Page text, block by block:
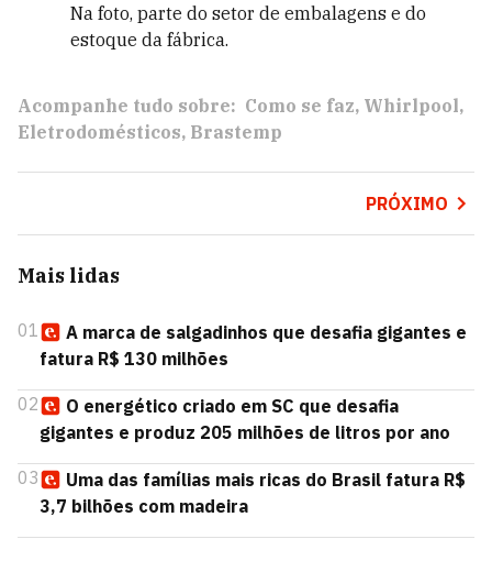
Na foto, parte do setor de embalagens e do
estoque da fábrica.
Acompanhe tudo sobre: Como se faz Whirlpool
Eletrodomésticos Brastemp
PRÓXIMO
Mais lidas
01
A marca de salgadinhos que desafia gigantes e
fatura R$ 130 milhões
02
O energético criado em SC que desafia
gigantes e produz 205 milhões de litros por ano
03
Uma das famílias mais ricas do Brasil fatura R$
3,7 bilhões com madeira